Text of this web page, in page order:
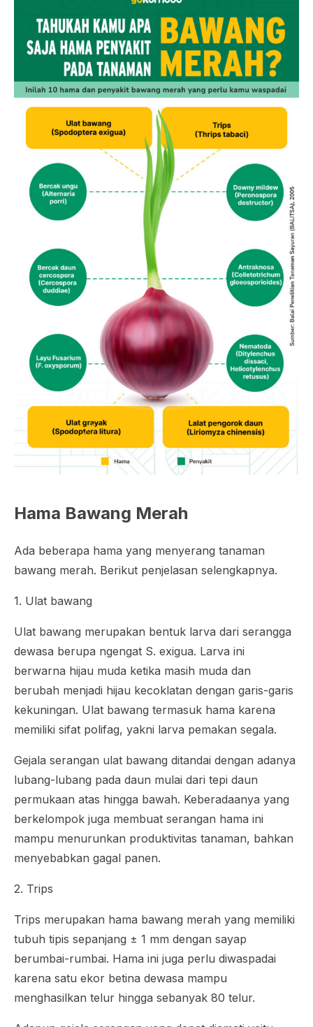
Hama Bawang Merah
Ada beberapa hama yang menyerang tanaman
bawang merah. Berikut penjelasan selengkapnya.
1. Ulat bawang
Ulat bawang merupakan bentuk larva dari serangga
dewasa berupa ngengat S. exigua. Larva ini
berwarna hijau muda ketika masih muda dan
berubah menjadi hijau kecoklatan dengan garis-garis
kekuningan. Ulat bawang termasuk hama karena
memiliki sifat polifag, yakni larva pemakan segala.
Gejala serangan ulat bawang ditandai dengan adanya
lubang-lubang pada daun mulai dari tepi daun
permukaan atas hingga bawah. Keberadaanya yang
berkelompok juga membuat serangan hama ini
mampu menurunkan produktivitas tanaman, bahkan
menyebabkan gagal panen.
2. Trips
Trips merupakan hama bawang merah yang memiliki
tubuh tipis sepanjang ± 1 mm dengan sayap
berumbai-rumbai. Hama ini juga perlu diwaspadai
karena satu ekor betina dewasa mampu
menghasilkan telur hingga sebanyak 80 telur.